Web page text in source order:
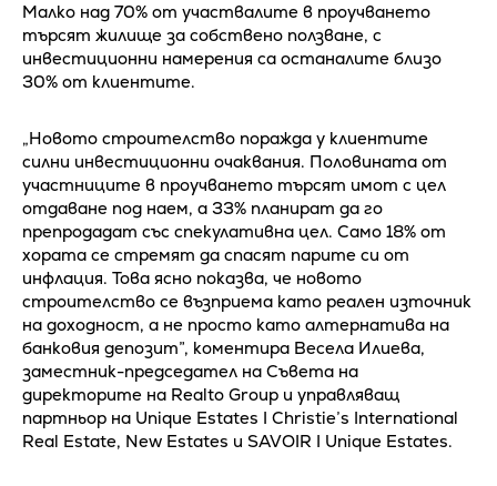
Малко над 70% от участвалите в проучването
търсят жилище за собствено ползване, с
инвестиционни намерения са останалите близо
30% от клиентите.
„Новото строителство поражда у клиентите
силни инвестиционни очаквания. Половината от
участниците в проучването търсят имот с цел
отдаване под наем, а 33% планират да го
препродадат със спекулативна цел. Само 18% от
хората се стремят да спасят парите си от
инфлация. Това ясно показва, че новото
строителство се възприема като реален източник
на доходност, а не просто като алтернатива на
банковия депозит”, коментира Весела Илиева,
заместник-председател на Съвета на
директорите на Realto Group и управляващ
партньор на Unique Estates I Christie’s International
Real Estate, New Estates и SAVOIR I Unique Estates.